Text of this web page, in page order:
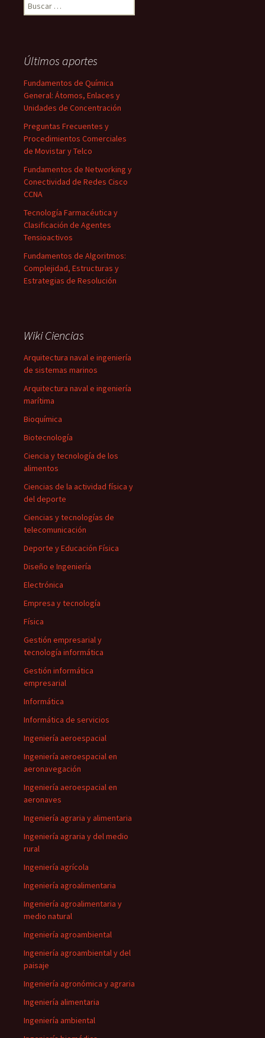
Últimos aportes
Fundamentos de Química
General: Átomos, Enlaces y
Unidades de Concentración
Preguntas Frecuentes y
Procedimientos Comerciales
de Movistar y Telco
Fundamentos de Networking y
Conectividad de Redes Cisco
CCNA
Tecnología Farmacéutica y
Clasificación de Agentes
Tensioactivos
Fundamentos de Algoritmos:
Complejidad, Estructuras y
Estrategias de Resolución
Wiki Ciencias
Arquitectura naval e ingeniería
de sistemas marinos
Arquitectura naval e ingeniería
marítima
Bioquímica
Biotecnología
Ciencia y tecnología de los
alimentos
Ciencias de la actividad física y
del deporte
Ciencias y tecnologías de
telecomunicación
Deporte y Educación Física
Diseño e Ingeniería
Electrónica
Empresa y tecnología
Física
Gestión empresarial y
tecnología informática
Gestión informática
empresarial
Informática
Informática de servicios
Ingeniería aeroespacial
Ingeniería aeroespacial en
aeronavegación
Ingeniería aeroespacial en
aeronaves
Ingeniería agraria y alimentaria
Ingeniería agraria y del medio
rural
Ingeniería agrícola
Ingeniería agroalimentaria
Ingeniería agroalimentaria y
medio natural
Ingeniería agroambiental
Ingeniería agroambiental y del
paisaje
Ingeniería agronómica y agraria
Ingeniería alimentaria
Ingeniería ambiental